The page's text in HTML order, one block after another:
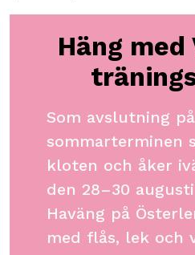
Häng
Som avslutning på
sommarterminen
kloten och åker
den 28–30
Haväng på
med flås, lek och